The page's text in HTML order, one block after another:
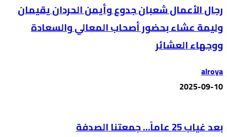
رجال الأعمال شعبان جدوع وأيمن الحردان يقيمان
وليمة عشاء بحضور أصحاب المعالي والسعادة
ووجهاء العشائر
alroya
2025-09-10
بعد غياب 25 عاماً… جمعتنا الصدفة